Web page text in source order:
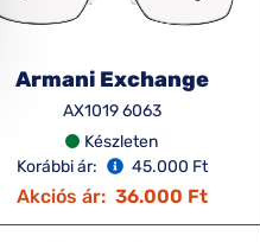
Armani Exchange
AX1019 6063
Készleten
Korábbi ár:
45.000 Ft
Akciós ár: 36.000 Ft